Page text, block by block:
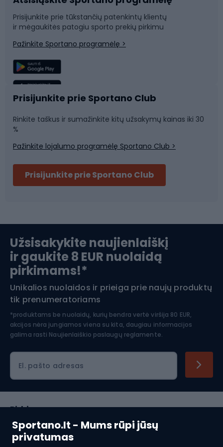
Sportano.lt - Mums rūpi jūsų
privatumas
Laipiojimas
Žvejyba
Sportinė medicina
Snieglenčių sportas
Plaukimas
Komandinis sportas
Slidinėjimas
Apranga žiemos sportui
Šiaurietiškas ėjimas
Prisijunkite prie tūkstančių patenkintų klientų
ir mėgaukitės patogiu sporto prekių pirkimu
Pažinkite Sportano programėlę >
Prisijunkite prie Sportano Club
Rinkite taškus ir sumažinkite kitų užsakymų kainas iki 30
%
Pažinkite lojalumo programėlę Sportano Club >
Prisijunkite prie Sportano Club
Užsisakykite naujienlaiškį
ir gaukite 8 EUR nuolaidą
pirkimams!*
Unikalios nuolaidos ir prieiga prie naujų produktų
tik prenumeratoriams
*produktams be nuolaidų, kurių bendra vertė viršija 80 EUR,
akcijos nėra jungiamos viena su kita, daugiau informacijos
galima rasti Naujienlaiškio paslaugų reglamente.
El. pašto adresas
Pirkimas
Klientų aptarnavimas